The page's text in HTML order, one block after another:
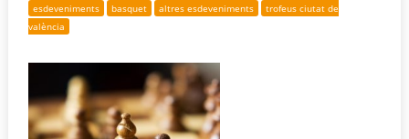
esdeveniments basquet altres esdeveniments
trofeus ciutat de
valència